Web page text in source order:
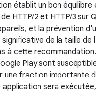
établit un bon
HTTP/2 et HTTP/3 sur
et la prévention
de la taille de
à cette
Play sont
une fraction importante
application sera